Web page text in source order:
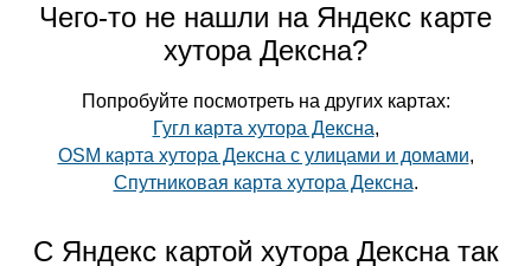
Чего-то не нашли на Яндекс карте
хутора Дексна?
Попробуйте посмотреть на других картах:
Гугл карта хутора Дексна,
OSM карта хутора Дексна с улицами и домами,
Спутниковая карта хутора Дексна.
С Яндекс картой хутора Дексна так